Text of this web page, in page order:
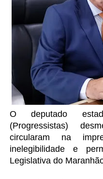
O deputado
(Progressistas)
circularam na
inelegibilidade e
Legislativa do